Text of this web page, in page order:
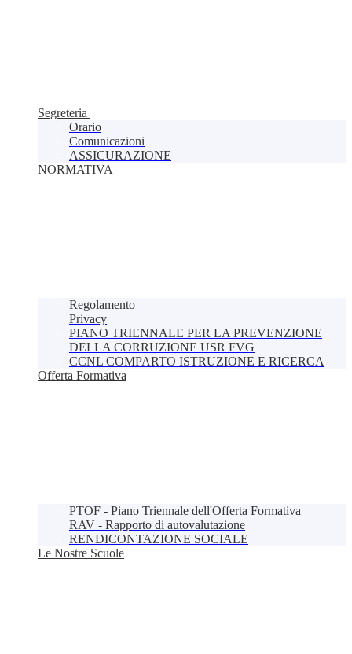
Segreteria
Orario
Comunicazioni
ASSICURAZIONE
NORMATIVA
Regolamento
Privacy
PIANO TRIENNALE PER LA PREVENZIONE
DELLA CORRUZIONE USR FVG
CCNL COMPARTO ISTRUZIONE E RICERCA
Offerta Formativa
PTOF - Piano Triennale dell'Offerta Formativa
RAV - Rapporto di autovalutazione
RENDICONTAZIONE SOCIALE
Le Nostre Scuole